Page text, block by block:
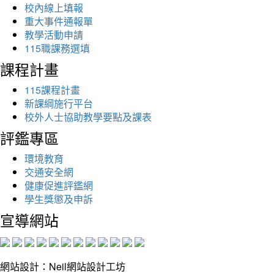
校內線上填報
重大事件通報單
教學活動申請
115職課務選填
課程計畫
115課程計畫
新課綱施行平台
校外人士協助教學要點及課表
評鑑專區
環境教育
交通安全網
健康促進評鑑網
學生獎懲及申訴
宣導網站
網站設計：Neil網站設計工坊